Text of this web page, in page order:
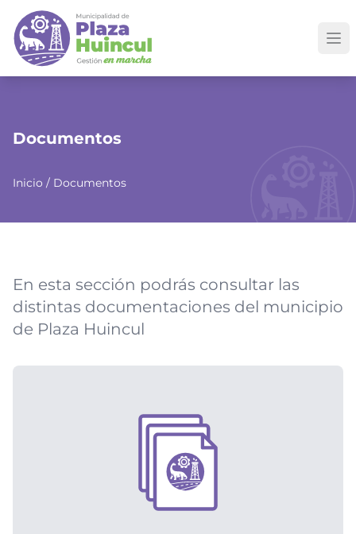
Documentos
Inicio / Documentos
En esta sección podrás consultar las
distintas documentaciones del municipio
de Plaza Huincul